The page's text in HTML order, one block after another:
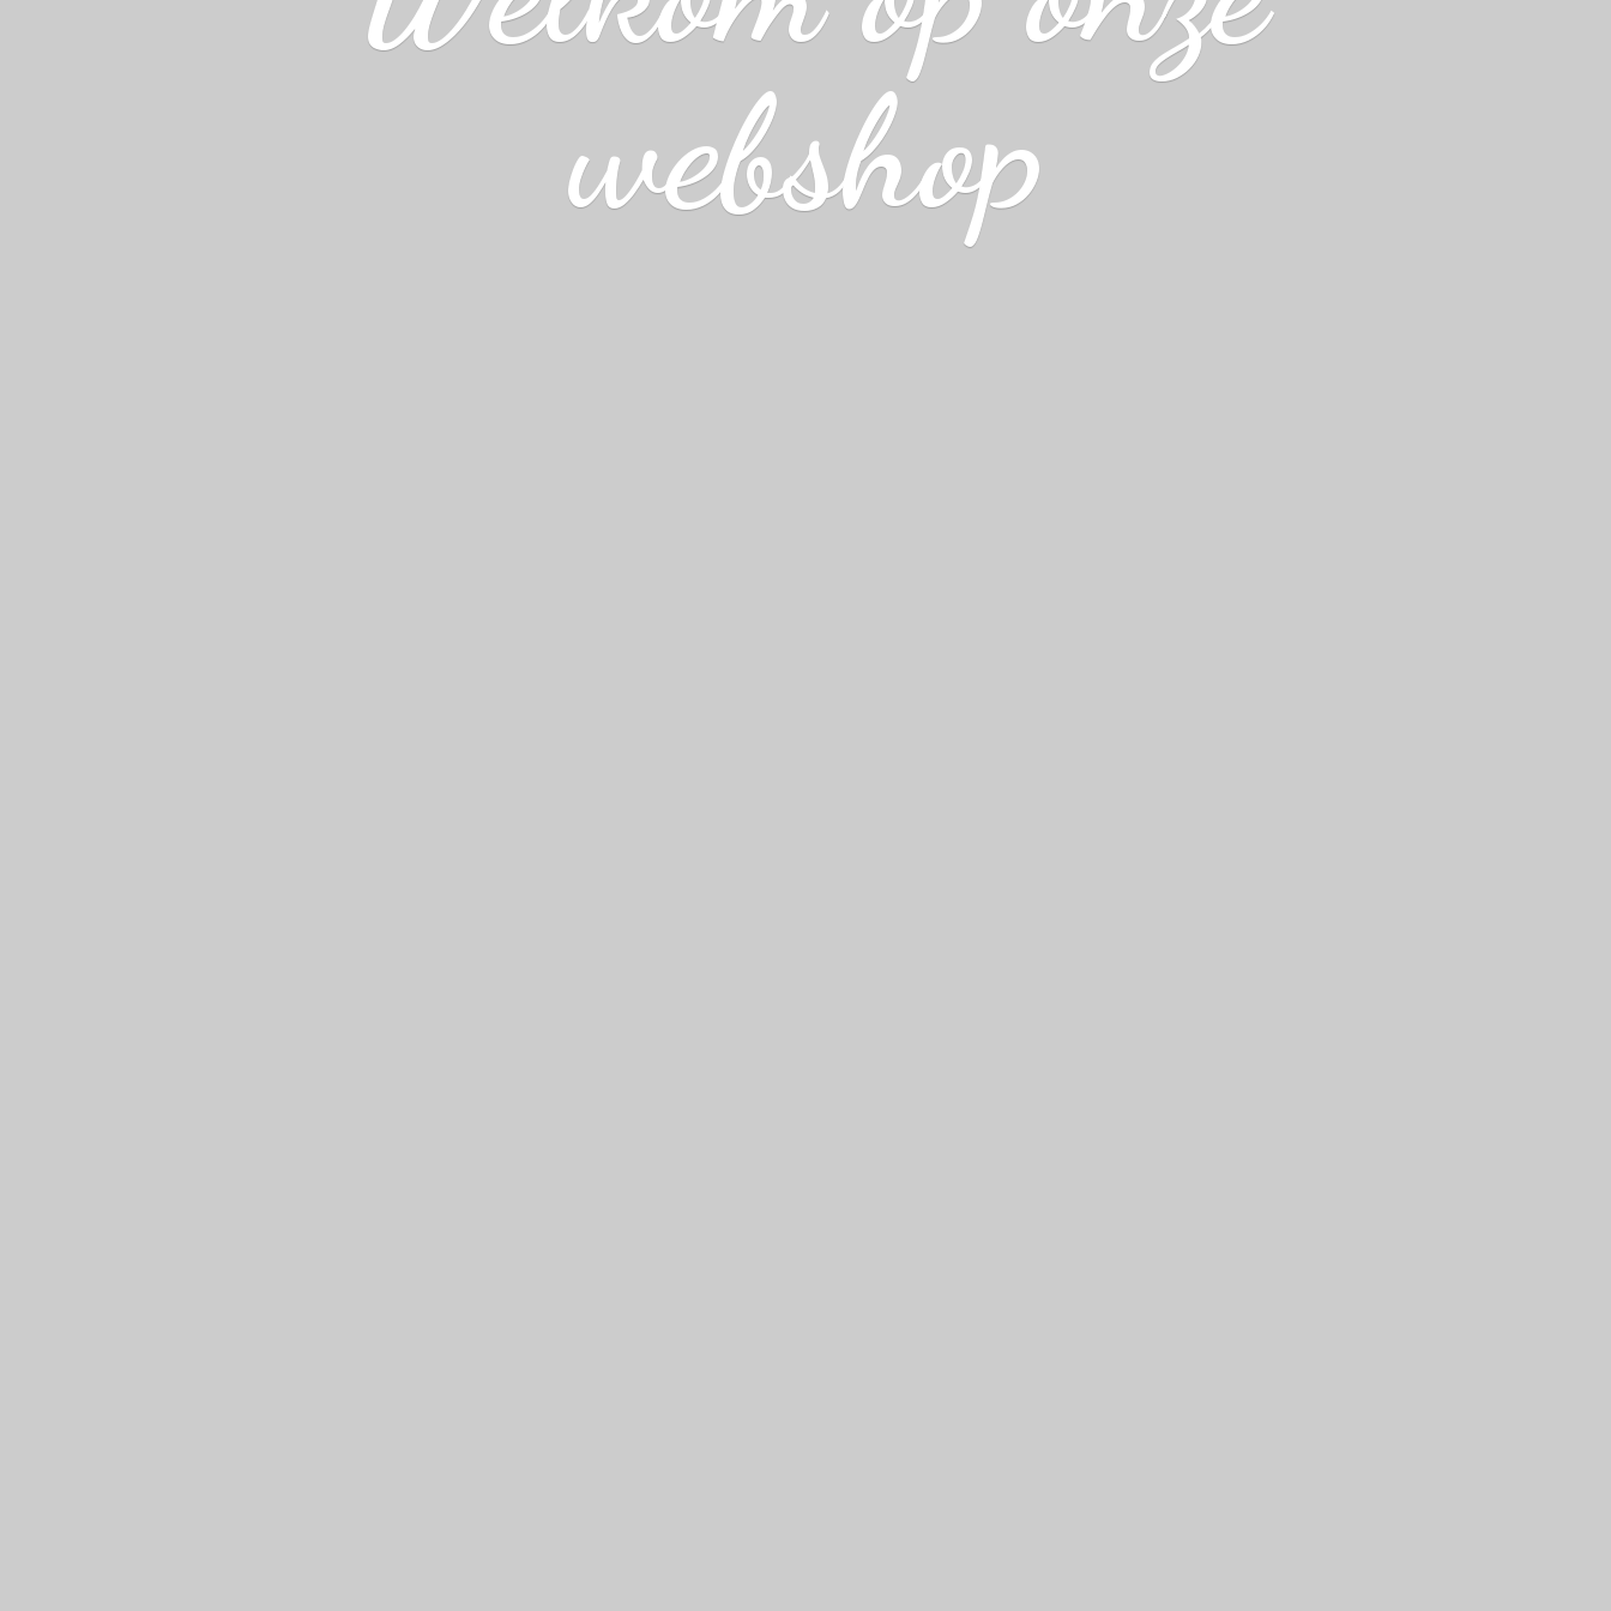
webshop